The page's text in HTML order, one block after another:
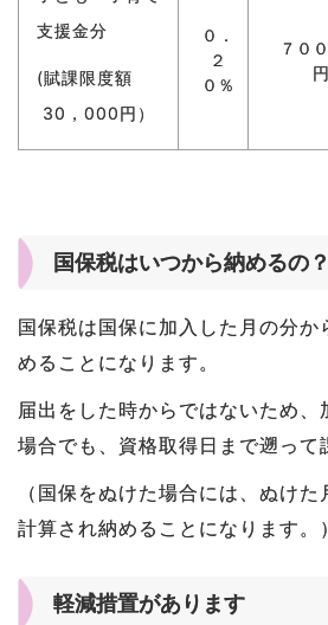
支援金分
(賦課限度額
30，000円）
０．
２
０％
７００
円
国保税はいつから納めるの？
国保税は国保に加入した月の分か
めることになります。
届出をした時からではないため、
場合でも、資格取得日まで遡って
（国保をぬけた場合には、ぬけ
計算され納めることになります。）
軽減措置があります